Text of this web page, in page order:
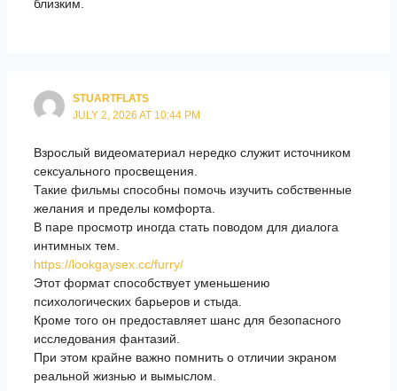
близким.
STUARTFLATS
JULY 2, 2026 AT 10:44 PM
Взрослый видеоматериал нередко служит источником
сексуального просвещения.
Такие фильмы способны помочь изучить собственные
желания и пределы комфорта.
В паре просмотр иногда стать поводом для диалога
интимных тем.
https://lookgaysex.cc/furry/
Этот формат способствует уменьшению
психологических барьеров и стыда.
Кроме того он предоставляет шанс для безопасного
исследования фантазий.
При этом крайне важно помнить о отличии экраном
реальной жизнью и вымыслом.